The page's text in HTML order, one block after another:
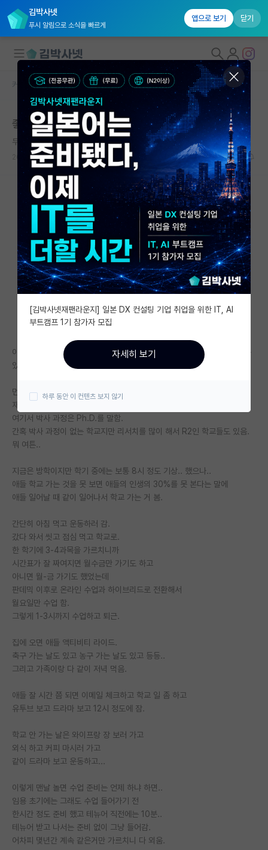
김박사넷
푸시 알림으로 소식을 빠르게
앱으로 보기 닫기
대학원생 모집
국내대학원 정보
연구실&오픈랩
커뮤니티
커뮤니티 홈
전체글보기
베스트 게시판
IF 명예의전당
자유 게시판(아무개랩)
미국 유학 게시판
미국 대학원 합격 후기 게시판
대학원생 모집 게시판
연구실(PI) 홍보 게시판
석박사 채용 정보 게시판
학부 인턴 게시판
임용 후기 게시판
PI 전용 게시판
인문사회 계열 게시판
특수/전문대학원 게시판
장학금/장학생 게시판
학술 정보 게시판
홍보 게시판
유학교육
반도체 아카데미
재팬라운지 🌸
커뮤니티 홈 자유 게시판(아무개랩)
좋소 미국 대학교수 생활
무서운 제인 오스틴
2023.06.02 14 6998
이전에 썼던 글이 생각보다 반응은 좋지 않았지만 궁금해 하는 사람들이 좀
있는 거 같아서...
먼저 여기서 말하는 좋소란..
재학생 만명 수준의 박사 과정이 없는 R1, R2가 아닌 M1 학교를 말함.
여기서 박사 과정은 Ph.D.를 말함.
간혹 박사 과정이 없는 학교지만 리서치를 많이 해서 R2인 학교들도 있음.
뭐 여튼..
지금은 방학이지만 학기 중에는 보통 8시 정도 기상.. 했으나..
애들 학교 가는 것을 못 보면 애들의 인생의 30%를 못 본다는 말에
애들 일어날 때 같이 일어나서 학교 가는 거 봄.
간단히 아침 먹고 운동하러 감.
갔다 와서 씻고 점심 먹고 학교로.
한 학기에 3-4과목을 가르치니까
시간표가 잘 짜여지면 월수금만 가기도 하고
아니면 월-금 가기도 했었는데
판데믹 이후로 온라인 수업과 하이브리드로 전환해서
월요일만 수업 함.
그렇게 1-3시까지 수업하고 퇴근.
집에 오면 애들 액티비티 라이드.
축구 가는 날도 있고 농구 가는 날도 있고 등등..
그리고 가족이랑 다 같이 저녁 먹음.
애들 잘 시간 쯤 되면 이메일 체크하고 학교 일 좀 하고
유투브 보고 드라마 보고 12시 정도에 잠.
학교 안 가는 날은 와이프랑 장 보러 가고
외식 하고 커피 마시러 가고
같이 드라마 보고 운동하고...
이렇게 맨날 놀면 수업 준비는 언제 하냐 하면..
임용 초기에는 그래도 수업 들어가기 전
한시간 정도 준비 했고 테뉴어 직전에는 10분..
테뉴어 받고 나서는 준비 없이 그냥 들어감.
어차피 몇년간 계속 같은거만 가르치니 다 외움.
[김박사넷재팬라운지] 일본 DX 컨설팅 기업 취업을 위한 IT, AI
부트캠프 1기 참가자 모집
자세히 보기
하루 동안 이 컨텐츠 보지 않기